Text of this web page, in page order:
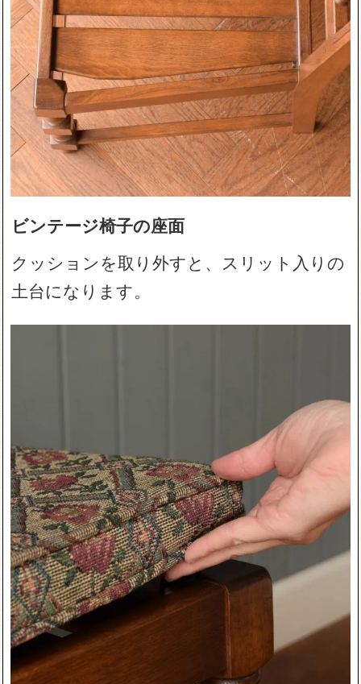
ビンテージ椅子の座面
クッションを取り外すと、スリット入りの
土台になります。